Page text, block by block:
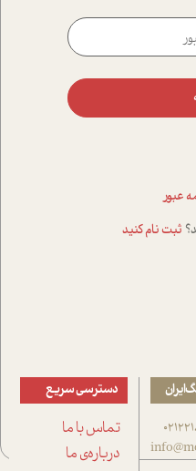
عبور
ثبت نام کنید
دسترسی سریع
تماس با ما
درباره‌ی ما